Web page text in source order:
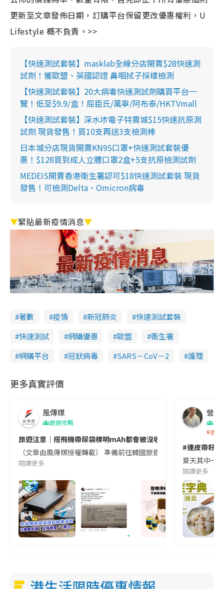
更新至文章發佈日期，訂購平台保留更改優惠權利，U
Lifestyle 概不負責。>>
【快速測試套裝】masklab全線分店開賣$28快速測
試劑！獲歐盟、英國認證 鼻咽拭子採樣檢測
【快速測試套裝】20大病毒快速測試劑購買平台一
覽！低至$9.9/盒！屈臣氏/萬寧/阿布泰/HKTVmall
【快速測試套裝】深水埗電子特賣城$15快速抗原測
試劑 現貨發售！買10支再送3支檢測棒
日本城分店現貨開賣KN95口罩+快速測試套裝優
惠！$128買到成人立體口罩2盒+5支抗原檢測試劑
MEDEIS開賣香港衛生署認可$18快速測試套裝 現貨
發售！可檢測Delta、Omicron病毒
▼緊貼最新疫情消息▼
著數 疫情 新冠肺炎
快速測試套裝
快速測試
網購優惠 歐盟
衞生署
網購平台
冠狀病毒 SARS－CoV－2 護理
更多真實評價
風傳媒
旅遊攻略
旅遊注意｜搭飛機帶尿袋標明mAh都會被沒收😱出發前切記檢查
（文章由風傳媒授權轉載） 準備前往韓國旅遊的民眾，近期要
閱讀更多
營養
香港
#連皮帶籽
夏天其中一
閱讀更多